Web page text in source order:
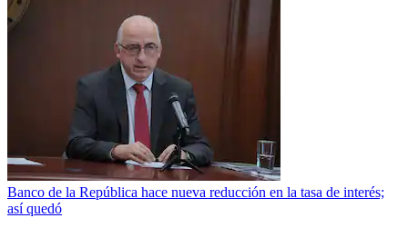
Banco de la República hace nueva reducción en la tasa de interés;
así quedó